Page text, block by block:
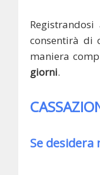
consentirà di
maniera
giorni.
Se